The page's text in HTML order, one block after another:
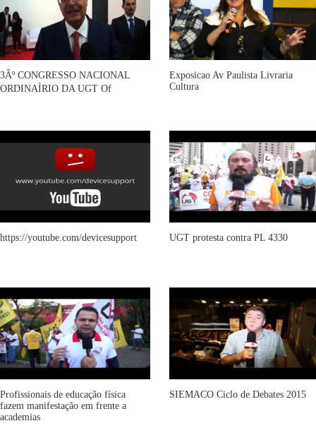
3Âº CONGRESSO NACIONAL
ORDINAÌRIO DA UGT Of
Exposicao Av Paulista Livraria
Cultura
https://youtube.com/devicesupport UGT protesta contra PL 4330
Profissionais de educação física
fazem manifestação em frente a
academias
SIEMACO Ciclo de Debates 2015